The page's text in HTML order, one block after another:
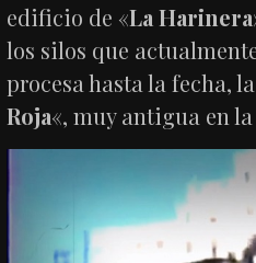
edificio de «La Harinera
los silos que
procesa hasta la fecha,
Roja«, muy antigua en